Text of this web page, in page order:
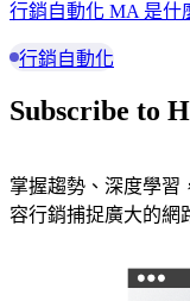
行銷自動化 MA 是什
行銷自動化
Subscribe to
掌握趨勢、深度學習
容行銷捕捉廣大的網